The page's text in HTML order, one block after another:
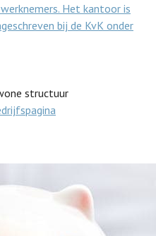
Het kantoor is
bij de KvK onder
structuur